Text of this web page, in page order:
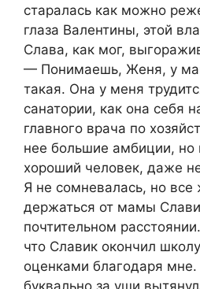
старалась как можно
глаза Валентины, этой
Слава, как мог,
— Понимаешь, Женя, у
такая. Она у меня
санатории, как она себя
главного врача по
нее большие амбиции, но
хороший человек, даже
Я не сомневалась, но все
держаться от мамы
почтительном
что Славик окончил
оценками благодаря мне.